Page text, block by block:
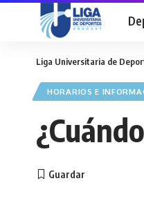
Liga Universitaria de
HORARIOS E